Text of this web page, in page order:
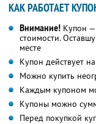
КАК РАБОТАЕТ
Внимание! Купон
стоимости.
месте
Купон действует
Можно купить
Каждым купоном
Купоны можно
Перед покупкой